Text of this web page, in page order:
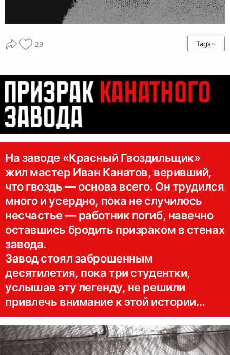
29 Tags
На заводе «Красный Гвоздильщик»
жил мастер Иван Канатов, веривший,
что гвоздь — основа всего. Он трудился
много и усердно, пока не случилось
несчастье — работник погиб, навечно
оставшись бродить призраком в стенах
завода.
Завод стоял заброшенным
десятилетия, пока три студентки,
услышав эту легенду, не решили
привлечь внимание к этой истории…